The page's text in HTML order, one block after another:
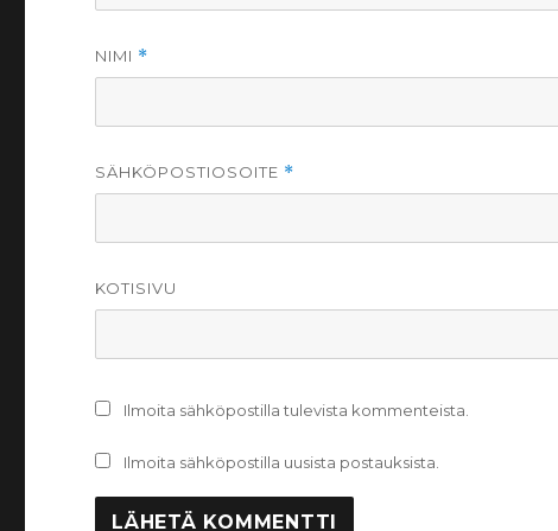
NIMI *
SÄHKÖPOSTIOSOITE *
KOTISIVU
Ilmoita sähköpostilla tulevista kommenteista.
Ilmoita sähköpostilla uusista postauksista.